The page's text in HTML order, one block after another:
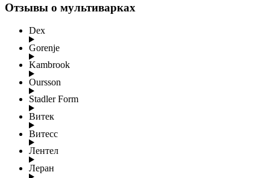
Отзывы о мультиварках
Dex
Gorenje
Kambrook
Oursson
Stadler Form
Витек
Витесс
Лентел
Леран